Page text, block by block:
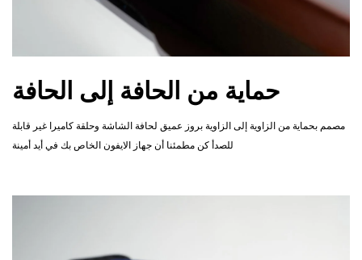
حماية من الحافة إلى الحافة
مصمم بحماية من الزاوية إلى الزاوية بروز عميق لحافة الشاشة وحلقة كاميرا غير قابلة
للصدأ كن مطمئنا أن جهاز الايفون الخاص بك في أيد أمينة